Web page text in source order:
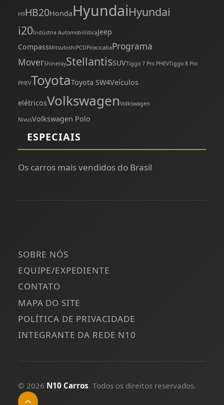
H9HB20HondaHyundaiHyundai
i20Indústria AutomobilísticaJeep
CompassMitsubishiPCDPiracicabaPrograma
MoverShinerayStellantisSUVTiggo 7 Pro PHEVTiggo 8 Pro
PHEVToyotaToyota SW4Veículos
elétricosVolkswagenVolkswagen
NivusVolkswagen Polo
ESPECIAIS
Os carros mais vendidos do Brasil
SOBRE NÓS
EQUIPE/EXPEDIENTE
CONTATO
MAPA DO SITE
POLÍTICA DE PRIVACIDADE
INTEGRANTE DA REDE N10
© 2026 N10 Carros. Todos os direitos reservados.